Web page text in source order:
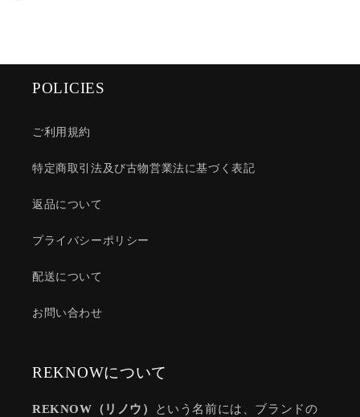
POLICIES
ご利用規約
特定商取引法及び古物営業法に基づく表記
返品について
プライバシーポリシー
配送について
お問い合わせ
REKNOWについて
REKNOW（リノウ）
という名前には、ブランドの